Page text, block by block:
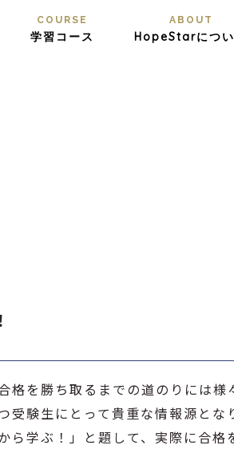
COURSE
学習コース
ABOUT
HopeStarにつ
格を勝ち取るまでの道のりには様
受験生にとって貴重な情報源とな
ら学ぶ！」と題して、実際に合格